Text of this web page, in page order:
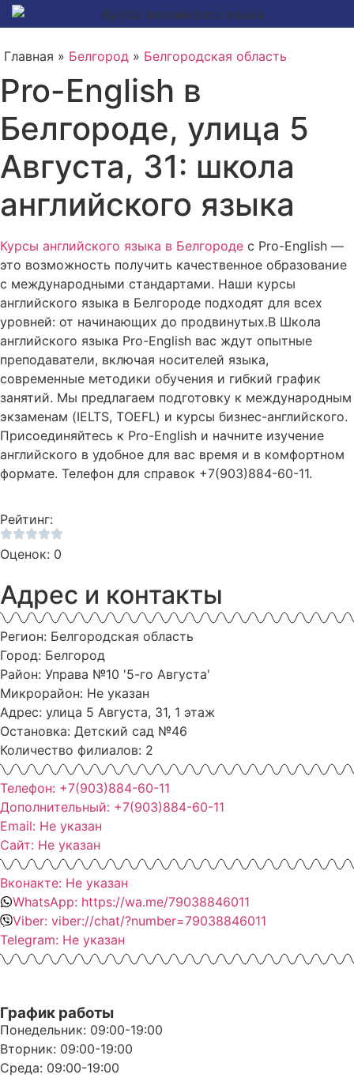
Главная » Белгород » Белгородская область
Pro-English в
Белгороде, улица 5
Августа, 31: школа
английского языка
Курсы английского языка в Белгороде с Pro-English —
это возможность получить качественное образование
с международными стандартами. Наши курсы
английского языка в Белгороде подходят для всех
уровней: от начинающих до продвинутых.В Школа
английского языка Pro-English вас ждут опытные
преподаватели, включая носителей языка,
современные методики обучения и гибкий график
занятий. Мы предлагаем подготовку к международным
экзаменам (IELTS, TOEFL) и курсы бизнес-английского.
Присоединяйтесь к Pro-English и начните изучение
английского в удобное для вас время и в комфортном
формате. Телефон для справок +7(903)884-60-11.
Рейтинг:
Оценок: 0
Адрес и контакты
Регион: Белгородская область
Город: Белгород
Район: Управа №10 '5-го Августа'
Микрорайон: Не указан
Адрес: улица 5 Августа, 31, 1 этаж
Остановка: Детский сад №46
Количество филиалов: 2
Телефон: +7(903)884-60-11
Дополнительный: +7(903)884-60-11
Email: Не указан
Сайт: Не указан
Вконакте: Не указан
WhatsApp: https://wa.me/79038846011
Viber: viber://chat/?number=79038846011
Telegram: Не указан
График работы
Понедельник: 09:00-19:00
Вторник: 09:00-19:00
Среда: 09:00-19:00